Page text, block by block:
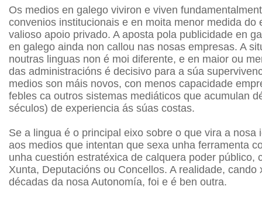
Os medios en galego viviron e viven
convenios institucionais e en moita menor medida do
valioso apoio privado. A aposta pola publicidade en
en galego ainda non callou nas nosas empresas. A
noutras linguas non é moi diferente, e en maior ou
das administracións é decisivo para a súa
medios son máis novos, con menos capacidade
febles ca outros sistemas mediáticos que acumulan
séculos) de experiencia ás súas costas.
Se a lingua é o principal eixo sobre o que vira a nosa
aos medios que intentan que sexa unha ferramenta
unha cuestión estratéxica de calquera poder público,
Xunta, Deputacións ou Concellos. A realidade, cando
décadas da nosa Autonomía, foi e é ben outra.